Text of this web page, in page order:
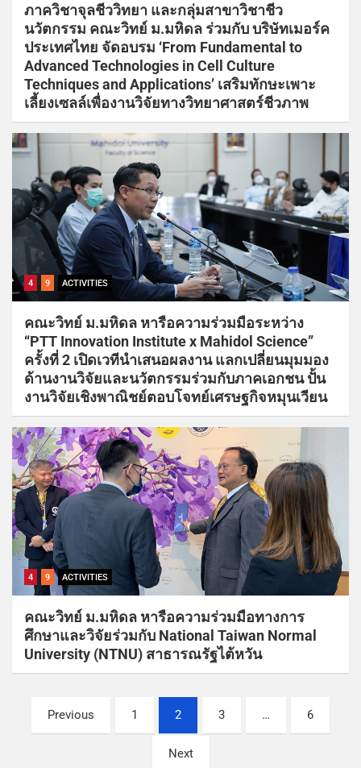
ภาควิชาจุลชีววิทยา และกลุ่มสาขาวิชาชีว
นวัตกรรม คณะวิทย์ ม.มหิดล ร่วมกับ บริษัทเมอร์ค
ประเทศไทย จัดอบรม ‘From Fundamental to
Advanced Technologies in Cell Culture
Techniques and Applications’ เสริมทักษะเพาะ
เลี้ยงเซลล์เพื่องานวิจัยทางวิทยาศาสตร์ชีวภาพ
4 9 ACTIVITIES
คณะวิทย์ ม.มหิดล หารือความร่วมมือระหว่าง
“PTT Innovation Institute x Mahidol Science”
ครั้งที่ 2 เปิดเวทีนำเสนอผลงาน แลกเปลี่ยนมุมมอง
ด้านงานวิจัยและนวัตกรรมร่วมกับภาคเอกชน ปั้น
งานวิจัยเชิงพาณิชย์ตอบโจทย์เศรษฐกิจหมุนเวียน
4 9 ACTIVITIES
คณะวิทย์ ม.มหิดล หารือความร่วมมือทางการ
ศึกษาและวิจัยร่วมกับ National Taiwan Normal
University (NTNU) สาธารณรัฐไต้หวัน
Previous 1 2 3 … 6
Next